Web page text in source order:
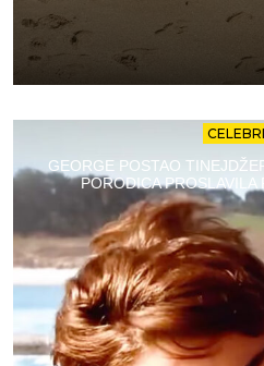
GEORGE POSTAO
PORODICA